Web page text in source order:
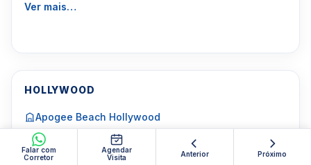
Falar com
Corretor
Agendar
Visita
Anterior Próximo
Ver mais…
HOLLYWOOD
Apogee Beach Hollywood
Costa Hollywood